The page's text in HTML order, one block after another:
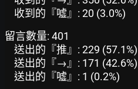
收到的『噓』: 20 (3.0%)
留言數量: 401
送出的『推』: 229 (57.1%)
送出的『→』: 171 (42.6%)
送出的『噓』: 1 (0.2%)